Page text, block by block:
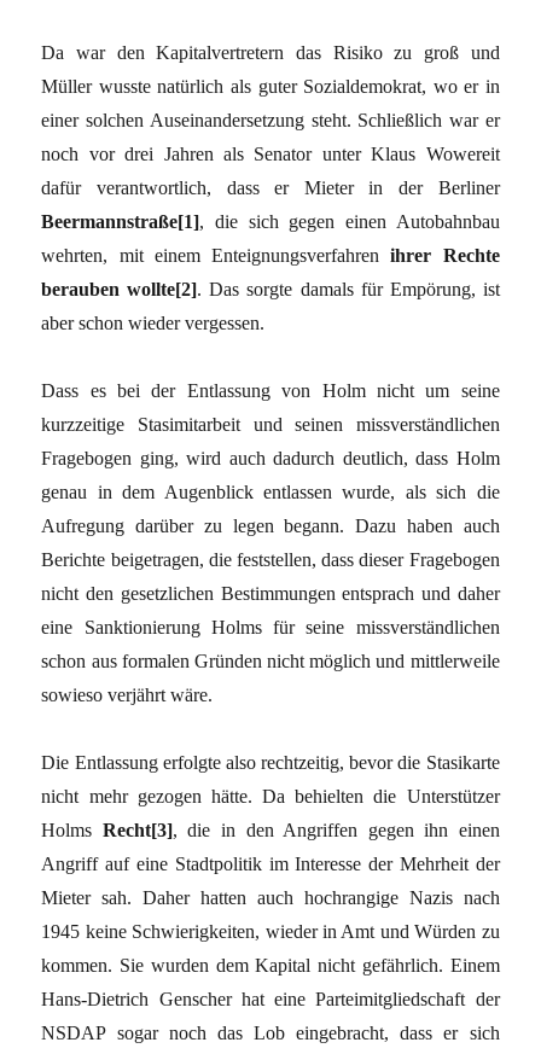
Da war den Kapitalvertretern das Risiko zu groß und
Müller wusste natürlich als guter Sozialdemokrat, wo er in
einer solchen Auseinandersetzung steht. Schließlich war er
noch vor drei Jahren als Senator unter Klaus Wowereit
dafür verantwortlich, dass er Mieter in der Berliner
Beermannstraße[1], die sich gegen einen Autobahnbau
wehrten, mit einem Enteignungsverfahrenihrer Rechte
berauben wollte[2]. Das sorgte damals für Empörung, ist
aber schon wieder vergessen.
Dass es bei der Entlassung von Holm nicht um seine
kurzzeitige Stasimitarbeit und seinen missverständlichen
Fragebogen ging, wird auch dadurch deutlich, dass Holm
genau in dem Augenblick entlassen wurde, als sich die
Aufregung darüber zu legen begann. Dazu haben auch
Berichte beigetragen, die feststellen, dass dieser Fragebogen
nicht den gesetzlichen Bestimmungen entsprach und daher
eine Sanktionierung Holms für seine missverständlichen
schon aus formalen Gründen nicht möglich und mittlerweile
sowieso verjährt wäre.
Die Entlassung erfolgte also rechtzeitig, bevor die Stasikarte
nicht mehr gezogen hätte. Da behielten die Unterstützer
Holms Recht[3], die in den Angriffen gegen ihn einen
Angriff auf eine Stadtpolitik im Interesse der Mehrheit der
Mieter sah. Daher hatten auch hochrangige Nazis nach
1945 keine Schwierigkeiten, wieder in Amt und Würden zu
kommen. Sie wurden dem Kapital nicht gefährlich. Einem
Hans-Dietrich Genscher hat eine Parteimitgliedschaft der
NSDAP sogar noch das Lob eingebracht, dass er sich